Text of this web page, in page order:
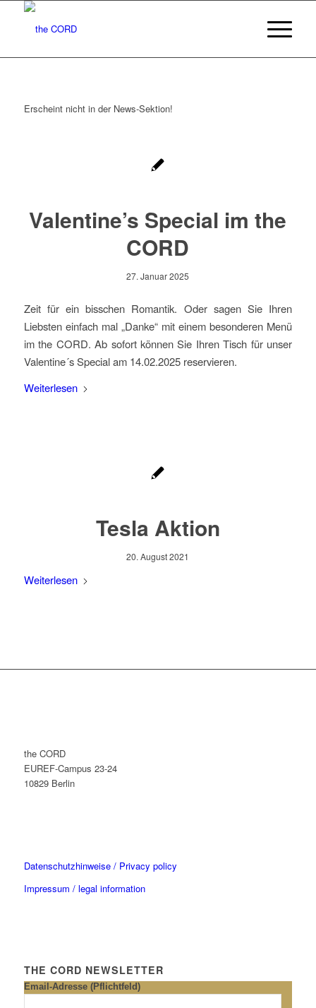
Erscheint nicht in der News-Sektion!
Valentine’s Special im the
CORD
27. Januar 2025
Zeit für ein bisschen Romantik. Oder sagen Sie Ihren
Liebsten einfach mal „Danke“ mit einem besonderen Menü
im the CORD. Ab sofort können Sie Ihren Tisch für unser
Valentine´s Special am 14.02.2025 reservieren.
Weiterlesen
Tesla Aktion
20. August 2021
Weiterlesen
the CORD
EUREF-Campus 23-24
10829 Berlin
Datenschutzhinweise / Privacy policy
Impressum / legal information
THE CORD NEWSLETTER
Email-Adresse (Pflichtfeld)